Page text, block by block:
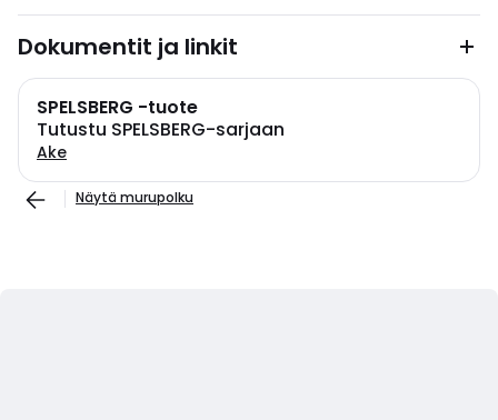
Dokumentit ja linkit
SPELSBERG -tuote
Tutustu SPELSBERG-sarjaan
Ake
Näytä murupolku